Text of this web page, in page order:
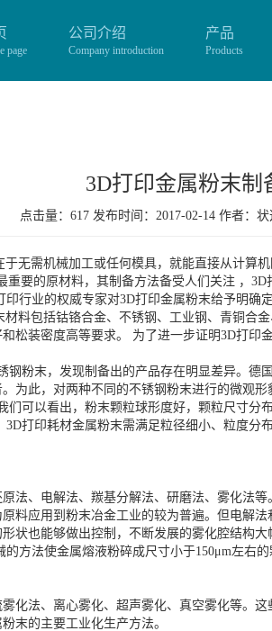
page
公司介绍
Company introduction
产品
Products
3D打印金属粉末制
点击量：617 发布时间：2017-02-14 作者： 状
无需机械加工或任何模具，就能直接从计
要的原材料，其制备方法备受人们关注 ，
印行业的权威专家对3D打印金属粉末给予明
料包括钴铬合金、不锈钢、工业钢、青铜
松装密度高等要求。 为了进一步证明3D打印
粉末，发现制备出的产品存在明显差异。
为此，对两种不同的不锈钢粉末进行的微观形
们可以看出，粉末颗粒球形度好，颗粒尺寸
打印耗材金属粉末需满足粒径细小、粒度
法、电解法、羰基分解法、研磨法、雾化法等
料应用到粉末冶金工业的较为普遍。但电解
状也能够做出控制，不断发展的雾化腔结构
方法使金属熔液粉碎成尺寸小于150μm左右的
化法、离心雾化、超声雾化、真空雾化等。
末的主要工业化生产方法。